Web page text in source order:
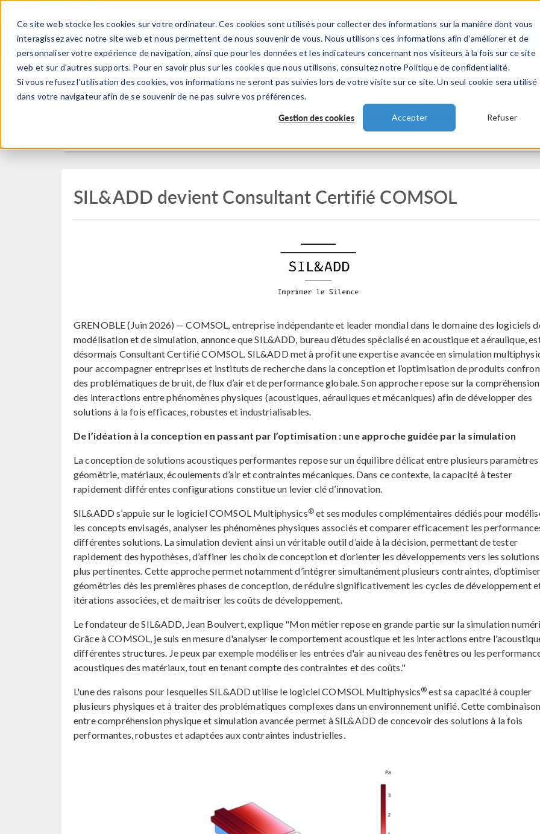
Ce site web stocke les cookies sur votre ordinateur. Ces cookies sont utilisés pour collecter des informations sur la manière dont vous
interagissez avec notre site web et nous permettent de nous souvenir de vous. Nous utilisons ces informations afin d'améliorer et de
personnaliser votre expérience de navigation, ainsi que pour les données et les indicateurs concernant nos visiteurs à la fois sur ce site
web et sur d'autres supports. Pour en savoir plus sur les cookies que nous utilisons, consultez notre Politique de confidentialité.
Si vous refusez l'utilisation des cookies, vos informations ne seront pas suivies lors de votre visite sur ce site. Un seul cookie sera utilisé
dans votre navigateur afin de se souvenir de ne pas suivre vos préférences.
Gestion des cookies Accepter Refuser
PRODUITS INDUSTRIES VIDEOS EVENEMENTS
Press Release
SIL&ADD devient Consultant Certifié COMSOL
GRENOBLE (Juin 2026) — COMSOL, entreprise indépendante et leader mondial dans le domaine des logiciels
modélisation et de simulation, annonce que SIL&ADD, bureau d’études spécialisé en acoustique et aéraulique,
désormais Consultant Certifié COMSOL. SIL&ADD met à profit une expertise avancée en simulation
pour accompagner entreprises et instituts de recherche dans la conception et l’optimisation de produits
des problématiques de bruit, de flux d’air et de performance globale. Son approche repose sur la
des interactions entre phénomènes physiques (acoustiques, aérauliques et mécaniques) afin de développer des
solutions à la fois efficaces, robustes et industrialisables.
De l’idéation à la conception en passant par l’optimisation : une approche guidée par la simulation
La conception de solutions acoustiques performantes repose sur un équilibre délicat entre plusieurs paramètres
géométrie, matériaux, écoulements d’air et contraintes mécaniques. Dans ce contexte, la capacité à tester
rapidement différentes configurations constitue un levier clé d’innovation.
SIL&ADD s’appuie sur le logiciel COMSOL Multiphysics®et ses modules complémentaires dédiés pour
les concepts envisagés, analyser les phénomènes physiques associés et comparer efficacement les
différentes solutions. La simulation devient ainsi un véritable outil d’aide à la décision, permettant de tester
rapidement des hypothèses, d’affiner les choix de conception et d’orienter les développements vers les solutions
plus pertinentes. Cette approche permet notamment d’intégrer simultanément plusieurs contraintes,
géométries dès les premières phases de conception, de réduire significativement les cycles de développement
itérations associées, et de maîtriser les coûts de développement.
Le fondateur de SIL&ADD, Jean Boulvert, explique "Mon métier repose en grande partie sur la simulation
Grâce à COMSOL, je suis en mesure d'analyser le comportement acoustique et les interactions entre
différentes structures. Je peux par exemple modéliser les entrées d'air au niveau des fenêtres ou les
acoustiques des matériaux, tout en tenant compte des contraintes et des coûts."
L'une des raisons pour lesquelles SIL&ADD utilise le logiciel COMSOL Multiphysics® est sa capacité à coupler
plusieurs physiques et à traiter des problématiques complexes dans un environnement unifié. Cette combinaison
entre compréhension physique et simulation avancée permet à SIL&ADD de concevoir des solutions à la fois
performantes, robustes et adaptées aux contraintes industrielles.